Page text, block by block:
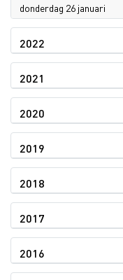
donderdag 26 januari
2022
2021
2020
2019
2018
2017
2016